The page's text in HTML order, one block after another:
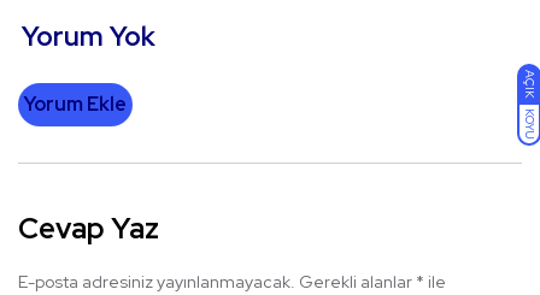
AÇIK
KOYU
Yorum Yok
Yorum Ekle
Cevap Yaz
E-posta adresiniz yayınlanmayacak. Gerekli alanlar * ile